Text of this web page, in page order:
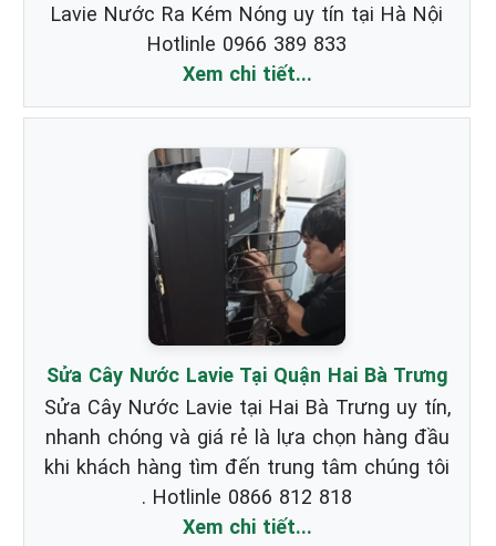
Lavie Nước Ra Kém Nóng uy tín tại Hà Nội
Hotlinle 0966 389 833
Xem chi tiết...
Sửa Cây Nước Lavie Tại Quận Hai Bà Trưng
Sửa Cây Nước Lavie tại Hai Bà Trưng uy tín,
nhanh chóng và giá rẻ là lựa chọn hàng đầu
khi khách hàng tìm đến trung tâm chúng tôi
. Hotlinle 0866 812 818
Xem chi tiết...